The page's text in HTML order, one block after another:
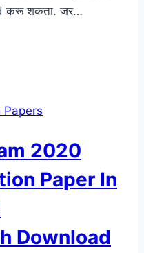
करू शकता. जर…
Papers
2020
Paper In
Download